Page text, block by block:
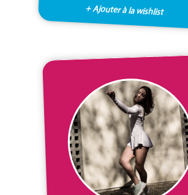
+ Ajouter à la wishlist